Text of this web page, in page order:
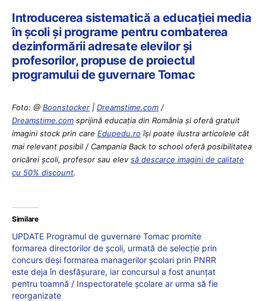
Introducerea sistematică a educației media
în școli și programe pentru combaterea
dezinformării adresate elevilor și
profesorilor, propuse de proiectul
programului de guvernare Tomac
Foto: @ Boonstocker | Dreamstime.com /
Dreamstime.com sprijină educaţia din România şi oferă gratuit
imagini stock prin care Edupedu.ro îşi poate ilustra articolele cât
mai relevant posibil / Campania Back to school oferă posibilitatea
oricărei școli, profesor sau elevsă descarce imagini de calitate
cu 50% discount.
Similare
UPDATE Programul de guvernare Tomac promite
formarea directorilor de școli, urmată de selecție prin
concurs deși formarea managerilor școlari prin PNRR
este deja în desfășurare, iar concursul a fost anunțat
pentru toamnă / Inspectoratele școlare ar urma să fie
reorganizate